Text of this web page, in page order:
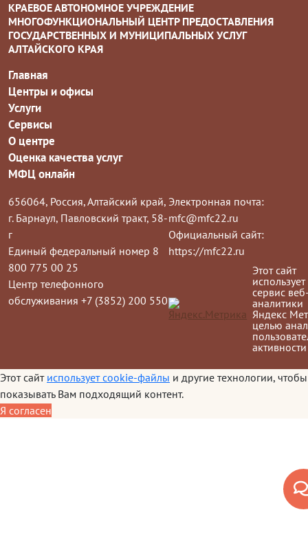
КРАЕВОЕ АВТОНОМНОЕ УЧРЕЖДЕНИЕ
МНОГОФУНКЦИОНАЛЬНЫЙ ЦЕНТР ПРЕДОСТАВЛЕНИЯ
ГОСУДАРСТВЕННЫХ И МУНИЦИПАЛЬНЫХ УСЛУГ
АЛТАЙСКОГО КРАЯ
Главная
Центры и офисы
Услуги
Сервисы
О центре
Оценка качества услуг
МФЦ онлайн
656064, Россия, Алтайский край,
г. Барнаул, Павловский тракт, 58-
г
Единый федеральный номер 8
800 775 00 25
Центр телефонного
обслуживания +7 (3852) 200 550
Электронная почта:
mfc@mfc22.ru
Официальный сайт:
https://mfc22.ru
Этот сайт
использует
сервис
аналитики
Яндекс
целью
активности
Этот сайт использует cookie-файлы и другие технологии, чтобы
показывать Вам подходящий контент.
Я согласен